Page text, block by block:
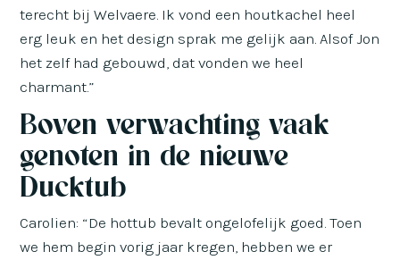
terecht bij Welvaere. Ik vond een houtkachel heel
erg leuk en het design sprak me gelijk aan. Alsof Jon
het zelf had gebouwd, dat vonden we heel
charmant.”
Boven verwachting vaak
genoten in de nieuwe
Ducktub
Carolien: “De hottub bevalt ongelofelijk goed. Toen
we hem begin vorig jaar kregen, hebben we er